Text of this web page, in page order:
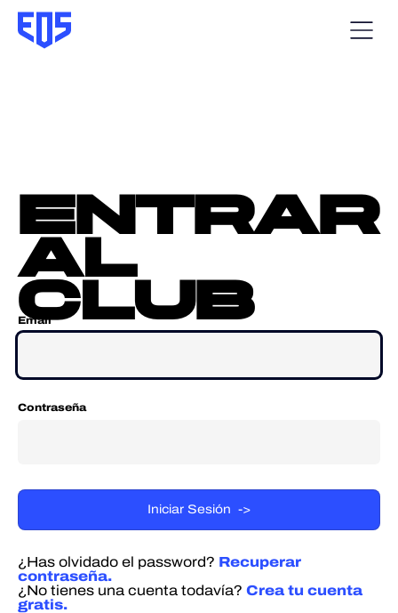
entrar
al
club
Email
Contraseña
¿Has olvidado el password? Recuperar
contraseña.
¿No tienes una cuenta todavía? Crea tu cuenta
gratis.